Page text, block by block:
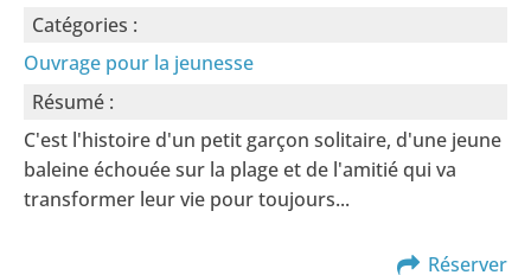
Catégories :
Ouvrage pour la jeunesse
Résumé :
C'est l'histoire d'un petit garçon solitaire, d'une jeune
baleine échouée sur la plage et de l'amitié qui va
transformer leur vie pour toujours...
Réserver